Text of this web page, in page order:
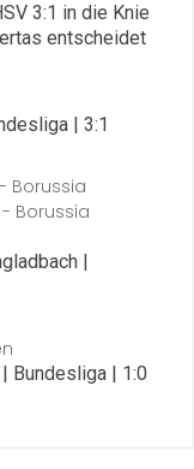
3:1 in die Knie
entscheidet
| 3:1
|
Bundesliga | 1:0